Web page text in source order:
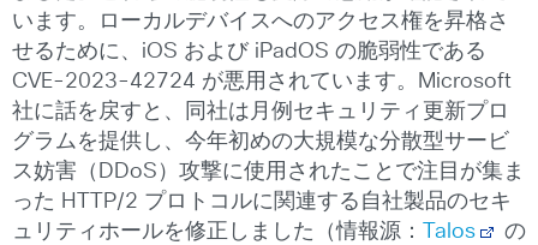
います。ローカルデバイスへのアクセス権を昇格さ
せるために、iOS および iPadOS の脆弱性である
CVE-2023-42724 が悪用されています。Microsoft
社に話を戻すと、同社は月例セキュリティ更新プロ
グラムを提供し、今年初めの大規模な分散型サービ
ス妨害（DDoS）攻撃に使用されたことで注目が集ま
った HTTP/2 プロトコルに関連する自社製品のセキ
ュリティホールを修正しました（情報源：
Talos
の